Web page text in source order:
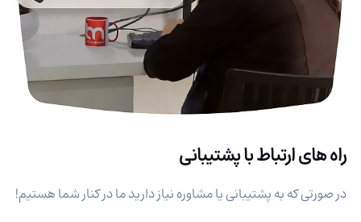
راه های ارتباط با پشتیبانی
در صورتی که به پشتیبانی یا مشاوره نیاز دارید ما در کنار شما هستیم!